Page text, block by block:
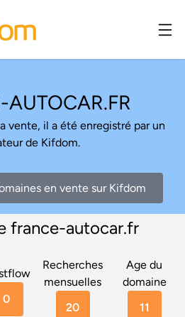
AUTOCAR.FR
vente, il a été enregistré par un
de Kifdom.
en vente sur Kifdom
france-autocar.fr
0
Recherches
mensuelles
20
Age du
domaine
11